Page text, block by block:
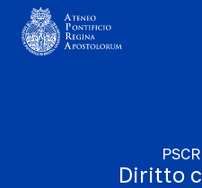
Diritto